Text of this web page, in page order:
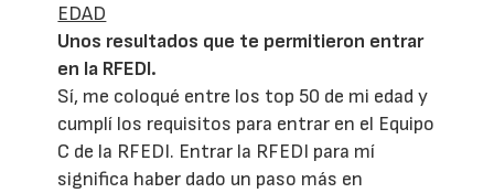
EDAD
Unos resultados que te permitieron entrar
en la RFEDI.
Sí, me coloqué entre los top 50 de mi edad y
cumplí los requisitos para entrar en el Equipo
C de la RFEDI. Entrar la RFEDI para mí
significa haber dado un paso más en